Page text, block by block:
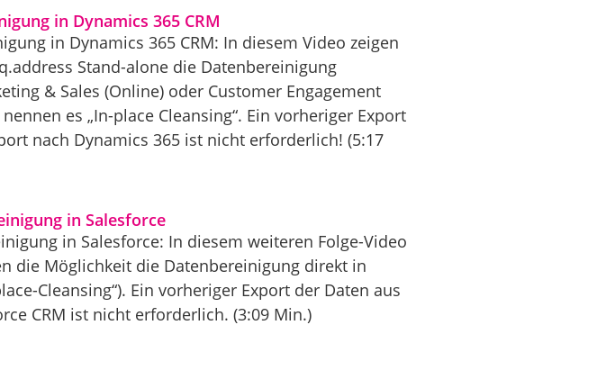
in Dynamics 365 CRM
in Dynamics 365 CRM: In diesem Video zeigen
Stand-alone die Datenbereinigung
& Sales (Online) oder Customer Engagement
es „In-place Cleansing“. Ein vorheriger Export
nach Dynamics 365 ist nicht erforderlich! (5:17
in Salesforce
in Salesforce: In diesem weiteren Folge-Video
die Möglichkeit die Datenbereinigung direkt in
Cleansing“). Ein vorheriger Export der Daten aus
CRM ist nicht erforderlich. (3:09 Min.)